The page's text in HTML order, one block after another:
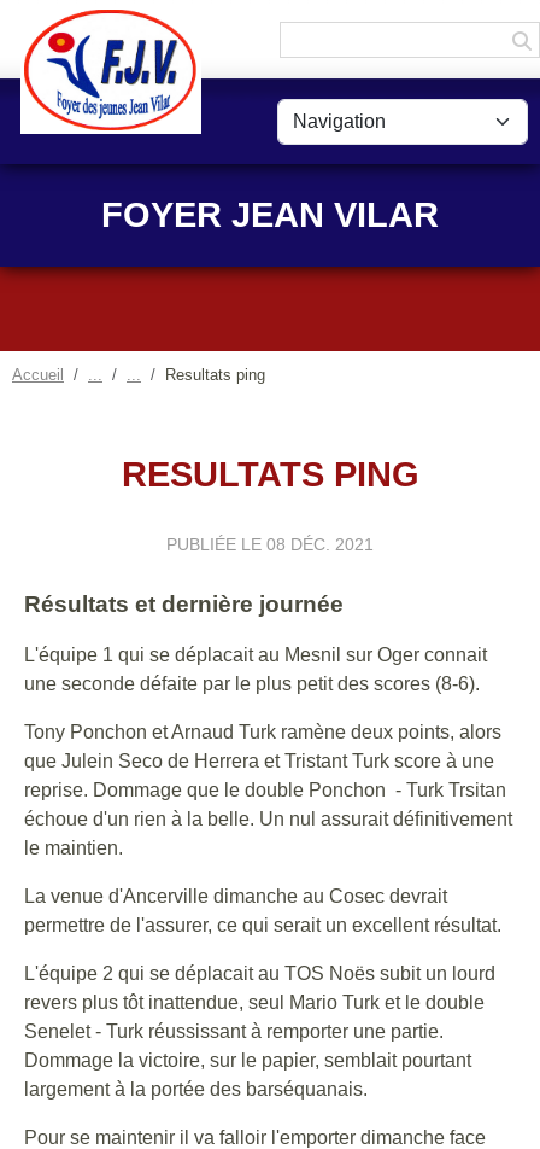
FOYER JEAN VILAR
Accueil Resultats ping
RESULTATS PING
PUBLIÉE LE 08 DÉC. 2021
Résultats et dernière journée
L'équipe 1 qui se déplacait au Mesnil sur Oger connait
une seconde défaite par le plus petit des scores (8-6).
Tony Ponchon et Arnaud Turk ramène deux points, alors
que Julein Seco de Herrera et Tristant Turk score à une
reprise. Dommage que le double Ponchon - Turk Trsitan
échoue d'un rien à la belle. Un nul assurait définitivement
le maintien.
La venue d'Ancerville dimanche au Cosec devrait
permettre de l'assurer, ce qui serait un excellent résultat.
L'équipe 2 qui se déplacait au TOS Noës subit un lourd
revers plus tôt inattendue, seul Mario Turk et le double
Senelet - Turk réussissant à remporter une partie.
Dommage la victoire, sur le papier, semblait pourtant
largement à la portée des barséquanais.
Pour se maintenir il va falloir l'emporter dimanche face
Panneau de gestion des cookies